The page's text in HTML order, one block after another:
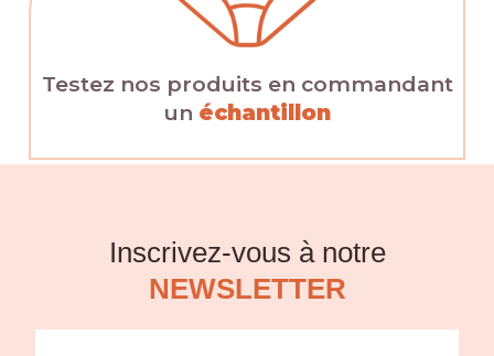
Testez nos produits en commandant
un échantillon
Inscrivez-vous à notre
NEWSLETTER